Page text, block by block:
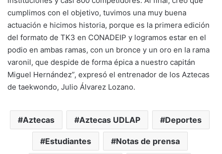
cumplimos con el objetivo, tuvimos una muy buena
actuación e hicimos historia, porque es la primera edición
del formato de TK3 en CONADEIP y logramos estar en el
podio en ambas ramas, con un bronce y un oro en la rama
varonil, que despide de forma épica a nuestro capitán
Miguel Hernández”, expresó el entrenador de los Aztecas
de taekwondo, Julio Álvarez Lozano.
Aztecas Aztecas UDLAP Deportes
Estudiantes Notas de prensa